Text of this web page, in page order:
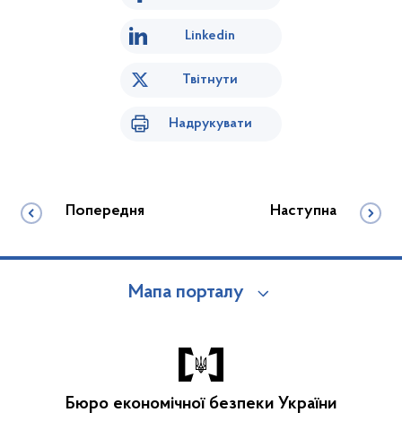
Linkedin
Твітнути
Надрукувати
Попередня Наступна
Мапа порталу
Бюро економічної безпеки України